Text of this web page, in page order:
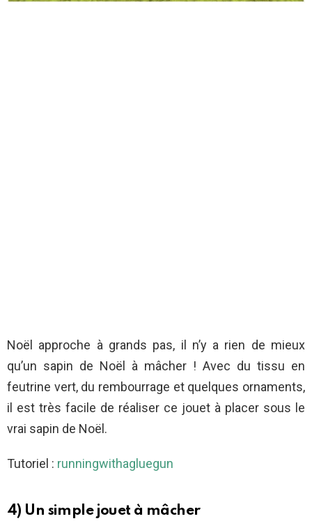
Noël approche à grands pas, il n’y a rien de mieux
qu’un sapin de Noël à mâcher ! Avec du tissu en
feutrine vert, du rembourrage et quelques ornaments,
il est très facile de réaliser ce jouet à placer sous le
vrai sapin de Noël.
Tutoriel : runningwithagluegun
4) Un simple jouet à mâcher